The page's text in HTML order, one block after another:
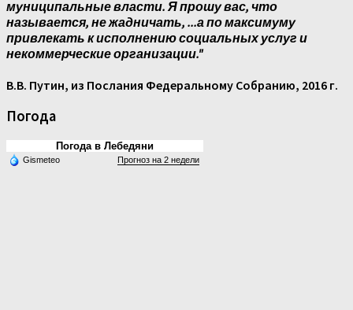
муниципальные власти. Я прошу вас, что
называется, не жадничать, ...а по максимуму
привлекать к исполнению социальных услуг и
некоммерческие организации."
В.В. Путин, из Послания Федеральному Собранию, 2016 г.
Погода
Погода в Лебедяни
Gismeteo Прогноз на 2 недели